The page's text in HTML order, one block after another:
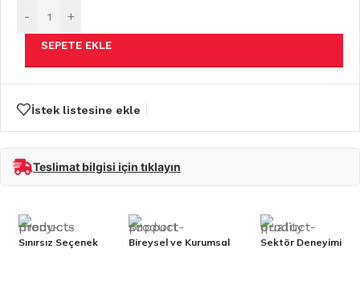
- +
SEPETE EKLE
İstek listesine ekle
Teslimat bilgisi için tıklayın
Sınırsız Seçenek Bireysel ve Kurumsal Sektör Deneyimi